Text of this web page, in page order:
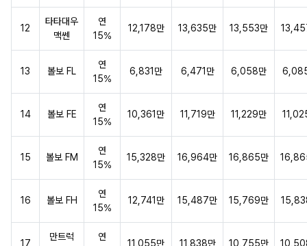
12
타타대우
맥쎈
연
15%
12,178만 13,635만 13,553만
13 볼보 FL
연
15%
6,831만 6,471만 6,058만
14 볼보 FE
연
15%
10,361만 11,719만 11,229만
15 볼보 FM
연
15%
15,328만 16,964만 16,865만
16 볼보 FH
연
15%
12,741만 15,487만 15,769만
17
만트럭
연
11,055만 11,838만 10,755만